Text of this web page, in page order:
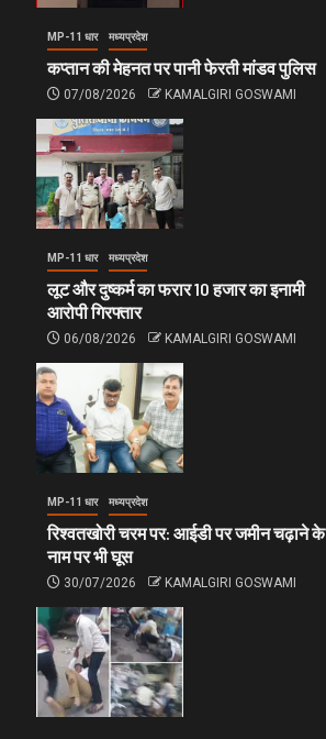
MP-11 धार मध्यप्रदेश
कप्तान की मेहनत पर पानी फेरती मांडव पुलिस
07/08/2026 KAMALGIRI GOSWAMI
MP-11 धार मध्यप्रदेश
लूट और दुष्कर्म का फरार 10 हजार का इनामी
आरोपी गिरफ्तार
06/08/2026 KAMALGIRI GOSWAMI
MP-11 धार मध्यप्रदेश
रिश्वतखोरी चरम पर: आईडी पर जमीन चढ़ाने के
नाम पर भी घूस
30/07/2026 KAMALGIRI GOSWAMI